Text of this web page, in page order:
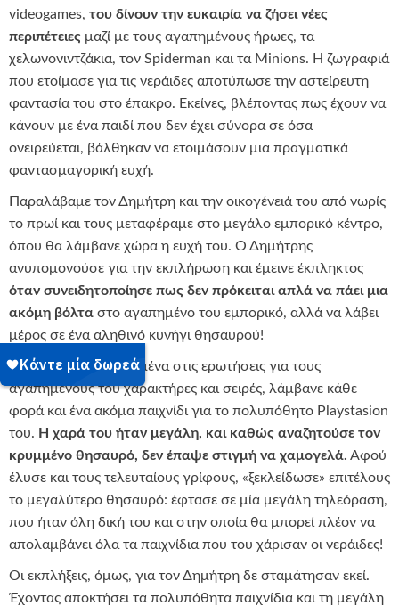
videogames, του δίνουν την ευκαιρία να ζήσει νέες
περιπέτειες μαζί με τους αγαπημένους ήρωες, τα
χελωνονιντζάκια, τον Spiderman και τα Minions. Η ζωγραφιά
που ετοίμασε για τις νεράιδες αποτύπωσε την αστείρευτη
φαντασία του στο έπακρο. Εκείνες, βλέποντας πως έχουν να
κάνουν με ένα παιδί που δεν έχει σύνορα σε όσα
ονειρεύεται, βάλθηκαν να ετοιμάσουν μια πραγματικά
φαντασμαγορική ευχή.
Παραλάβαμε τον Δημήτρη και την οικογένειά του από νωρίς
το πρωί και τους μεταφέραμε στο μεγάλο εμπορικό κέντρο,
όπου θα λάμβανε χώρα η ευχή του. Ο Δημήτρης
ανυπομονούσε για την εκπλήρωση και έμεινε έκπληκτος
όταν συνειδητοποίησε πως δεν πρόκειται απλά να πάει μια
ακόμη βόλτα στο αγαπημένο του εμπορικό, αλλά να λάβει
μέρος σε ένα αληθινό κυνήγι θησαυρού!
Απαντώντας επιτυχημένα στις ερωτήσεις για τους
αγαπημένους του χαρακτήρες και σειρές, λάμβανε κάθε
φορά και ένα ακόμα παιχνίδι για το πολυπόθητο Playstasion
του. Η χαρά του ήταν μεγάλη, και καθώς αναζητούσε τον
κρυμμένο θησαυρό, δεν έπαψε στιγμή να χαμογελά. Αφού
έλυσε και τους τελευταίους γρίφους, «ξεκλείδωσε» επιτέλους
το μεγαλύτερο θησαυρό: έφτασε σε μία μεγάλη τηλεόραση,
που ήταν όλη δική του και στην οποία θα μπορεί πλέον να
απολαμβάνει όλα τα παιχνίδια που του χάρισαν οι νεράιδες!
Οι εκπλήξεις, όμως, για τον Δημήτρη δε σταμάτησαν εκεί.
Έχοντας αποκτήσει τα πολυπόθητα παιχνίδια και τη μεγάλη